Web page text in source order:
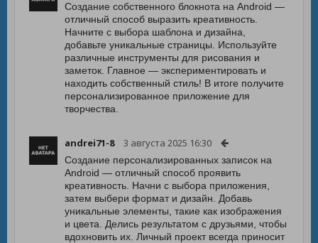
Создание собственного блокнота на Android —
отличный способ выразить креативность.
Начните с выбора шаблона и дизайна,
добавьте уникальные страницы. Используйте
различные инструменты для рисования и
заметок. Главное — экспериментировать и
находить собственный стиль! В итоге получите
персонализированное приложение для
творчества.
andrei71-8 3 августа 2025 16:30
Создание персонализированных записок на
Android — отличный способ проявить
креативность. Начни с выбора приложения,
затем выбери формат и дизайн. Добавь
уникальные элементы, такие как изображения
и цвета. Делись результатом с друзьями, чтобы
вдохновить их. Личный проект всегда приносит